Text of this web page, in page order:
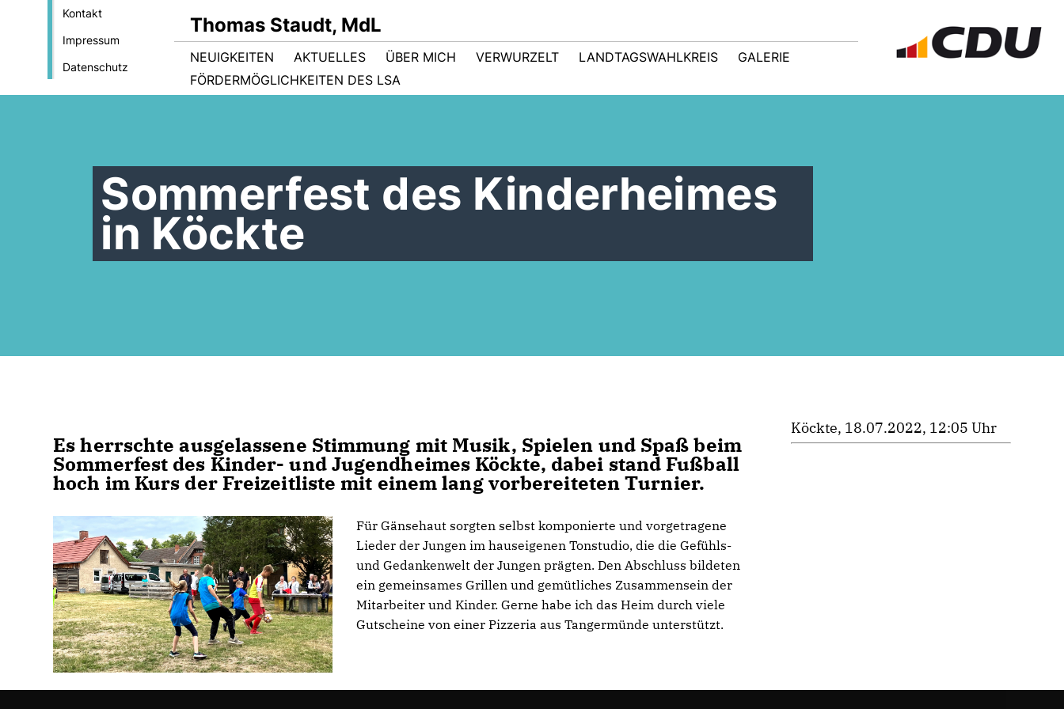
Kontakt
Impressum
Datenschutz
Thomas Staudt, MdL
NEUIGKEITEN AKTUELLES ÜBER MICH VERWURZELT LANDTAGSWAHLKREIS
GALERIE
FÖRDERMÖGLICHKEITEN DES LSA
Sommerfest des Kinderheimes
in Köckte
Es herrschte ausgelassene Stimmung mit Musik, Spielen und Spaß beim
Sommerfest des Kinder- und Jugendheimes Köckte, dabei stand Fußball
hoch im Kurs der Freizeitliste mit einem lang vorbereiteten Turnier.
Für Gänsehaut sorgten selbst komponierte und vorgetragene
Lieder der Jungen im hauseigenen Tonstudio, die die Gefühls-
und Gedankenwelt der Jungen prägten. Den Abschluss bildeten
ein gemeinsames Grillen und gemütliches Zusammensein der
Mitarbeiter und Kinder. Gerne habe ich das Heim durch viele
Gutscheine von einer Pizzeria aus Tangermünde unterstützt.
Köckte, 18.07.2022, 12:05 Uhr